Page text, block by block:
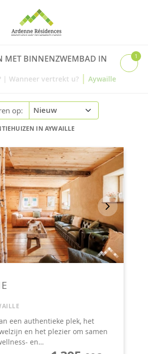
MET BINNENZWEMBAD IN
| Wanneer vertrekt u? | Aywaille
1
op:
IN AYWAILLE